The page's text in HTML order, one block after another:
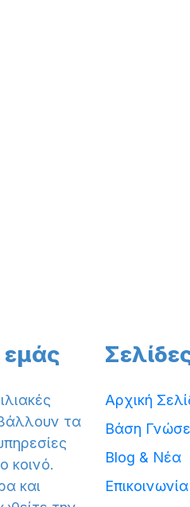
εμάς
τα
κοινό.
και
Αρχική
Βάση
Blog & Νέα
Επικοινωνία